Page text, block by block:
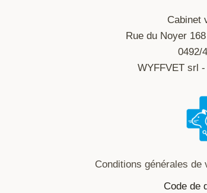
Cabinet
Rue du Noyer
0492/
WYFFVET srl
Conditions générales de
Code de